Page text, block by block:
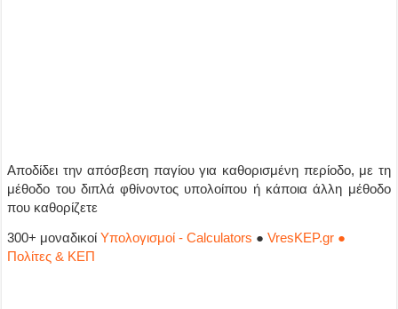
Αποδίδει την απόσβεση παγίου για καθορισμένη περίοδο, με τη
μέθοδο του διπλά φθίνοντος υπολοίπου ή κάποια άλλη μέθοδο
που καθορίζετε
300+ μοναδικοίΥπολογισμοί - Calculators ●VresKEP.gr ●
Πολίτες & ΚΕΠ